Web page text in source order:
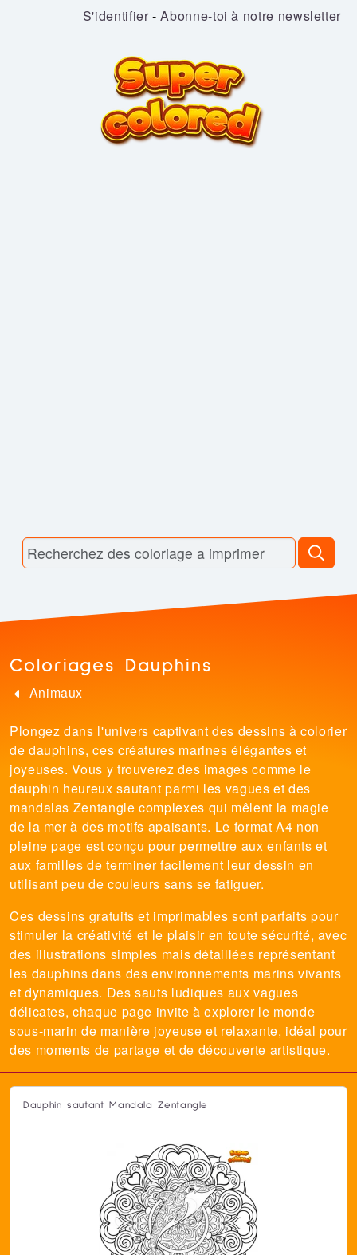
S'identifier -Abonne-toi à notre newsletter
Coloriages Dauphins
Animaux
Plongez dans l'univers captivant des dessins à colorier
de dauphins, ces créatures marines élégantes et
joyeuses. Vous y trouverez des images comme le
dauphin heureux sautant parmi les vagues et des
mandalas Zentangle complexes qui mêlent la magie
de la mer à des motifs apaisants. Le format A4 non
pleine page est conçu pour permettre aux enfants et
aux familles de terminer facilement leur dessin en
utilisant peu de couleurs sans se fatiguer.
Ces dessins gratuits et imprimables sont parfaits pour
stimuler la créativité et le plaisir en toute sécurité, avec
des illustrations simples mais détaillées représentant
les dauphins dans des environnements marins vivants
et dynamiques. Des sauts ludiques aux vagues
délicates, chaque page invite à explorer le monde
sous-marin de manière joyeuse et relaxante, idéal pour
des moments de partage et de découverte artistique.
Dauphin sautant Mandala Zentangle